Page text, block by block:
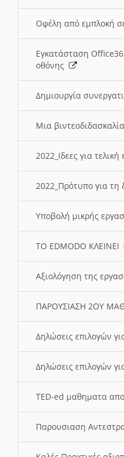
Οφέλη από εμπλοκή
Εγκατάσταση
οθόνης
Δημιουργία
Μια
2022_Ιδεες για
2022_Πρότυπο για τη
Υποβολή μικρής
ΤΟ EDMODO ΚΛΕΙΝΕΙ
Αξιολόγηση της
ΠΑΡΟΥΣΙΑΣΗ 2ΟΥ
Δηλώσεις επιλογών
Δηλώσεις επιλογών
TED-ed μαθηματα
Παρουσιαση